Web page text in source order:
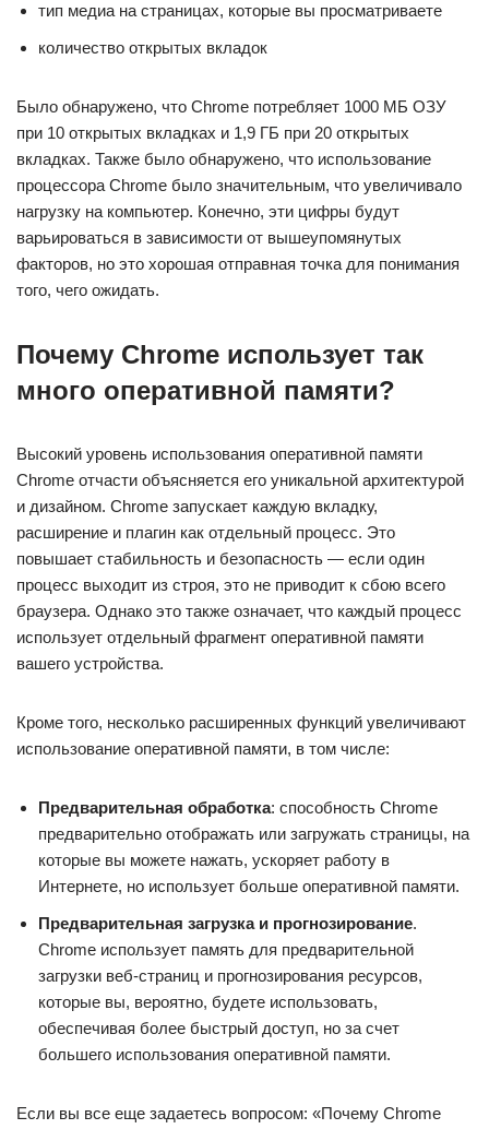
тип медиа на страницах, которые вы просматриваете
количество открытых вкладок
Было обнаружено, что Chrome потребляет 1000 МБ ОЗУ
при 10 открытых вкладках и 1,9 ГБ при 20 открытых
вкладках. Также было обнаружено, что использование
процессора Chrome было значительным, что увеличивало
нагрузку на компьютер. Конечно, эти цифры будут
варьироваться в зависимости от вышеупомянутых
факторов, но это хорошая отправная точка для понимания
того, чего ожидать.
Почему Chrome использует так
много оперативной памяти?
Высокий уровень использования оперативной памяти
Chrome отчасти объясняется его уникальной архитектурой
и дизайном. Chrome запускает каждую вкладку,
расширение и плагин как отдельный процесс. Это
повышает стабильность и безопасность — если один
процесс выходит из строя, это не приводит к сбою всего
браузера. Однако это также означает, что каждый процесс
использует отдельный фрагмент оперативной памяти
вашего устройства.
Кроме того, несколько расширенных функций увеличивают
использование оперативной памяти, в том числе:
Предварительная обработка: способность Chrome
предварительно отображать или загружать страницы, на
которые вы можете нажать, ускоряет работу в
Интернете, но использует больше оперативной памяти.
Предварительная загрузка и прогнозирование.
Chrome использует память для предварительной
загрузки веб-страниц и прогнозирования ресурсов,
которые вы, вероятно, будете использовать,
обеспечивая более быстрый доступ, но за счет
большего использования оперативной памяти.
Если вы все еще задаетесь вопросом: «Почему Chrome